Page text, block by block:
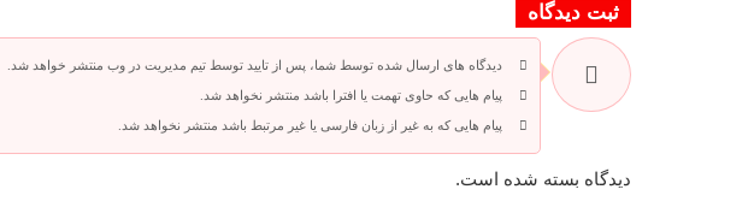
ثبت دیدگاه
دیدگاه های ارسال شده توسط شما، پس از تایید توسط تیم مدیریت در وب منتشر خواهد شد.
پیام هایی که حاوی تهمت یا افترا باشد منتشر نخواهد شد.
پیام هایی که به غیر از زبان فارسی یا غیر مرتبط باشد منتشر نخواهد شد.
دیدگاه بسته شده است.